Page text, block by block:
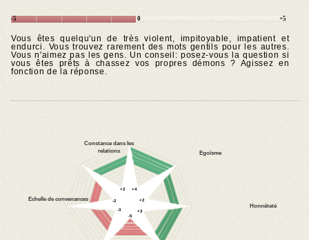
-5 0 +5
Vous êtes quelqu'un de très violent, impitoyable, impatient et
endurci. Vous trouvez rarement des mots gentils pour les autres.
Vous n'aimez pas les gens. Un conseil: posez-vous la question si
vous êtes prêts à chassez vos propres démons ? Agissez en
fonction de la réponse.